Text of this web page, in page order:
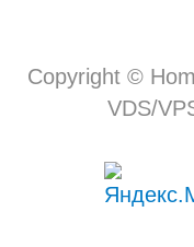
Copyright ©
VDS/